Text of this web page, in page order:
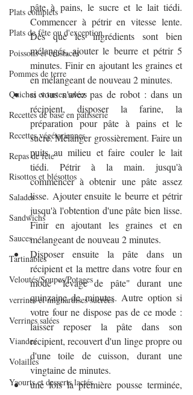
Plats complets
Plats de fête ou d'exception
Poissons et crustacés
Pommes de terre
Quiches et tartes salées
Recettes de base en pâtisserie
Recettes végétariennes
Repas de fête
Risottos et blésottos
Salades
Sandwichs
Sauces
Tartinables
Veloutés/Soupes/Potages
verrines et mignardises sucrées
Verrines salées
Viandes
Volailles
Yaourts et desserts lactés
pâte à pains, le sucre et le lait tiédi.
Commencer à pétrir en vitesse lente.
Dès que les ingrédients sont bien
mélangés, ajouter le beurre et pétrir 5
minutes. Finir en ajoutant les graines et
en mélangeant de nouveau 2 minutes.
si vous n'avez pas de robot : dans un
récipient, disposer la farine, la
préparation pour pâte à pains et le
sucre. Mélanger grossièrement. Faire un
puits au milieu et faire couler le lait
tiédi. Pétrir à la main. jusqu'à
commencer à obtenir une pâte assez
lisse. Ajouter ensuite le beurre et pétrir
jusqu'à l'obtention d'une pâte bien lisse.
Finir en ajoutant les graines et en
mélangeant de nouveau 2 minutes.
Disposer ensuite la pâte dans un
récipient et la mettre dans votre four en
mode "levage de pâte" durant une
quinzaine de minutes. Autre option si
votre four ne dispose pas de ce mode :
laisser reposer la pâte dans son
récipient, recouvert d'un linge propre ou
d'une toile de cuisson, durant une
vingtaine de minutes.
une fois la première pousse terminée,